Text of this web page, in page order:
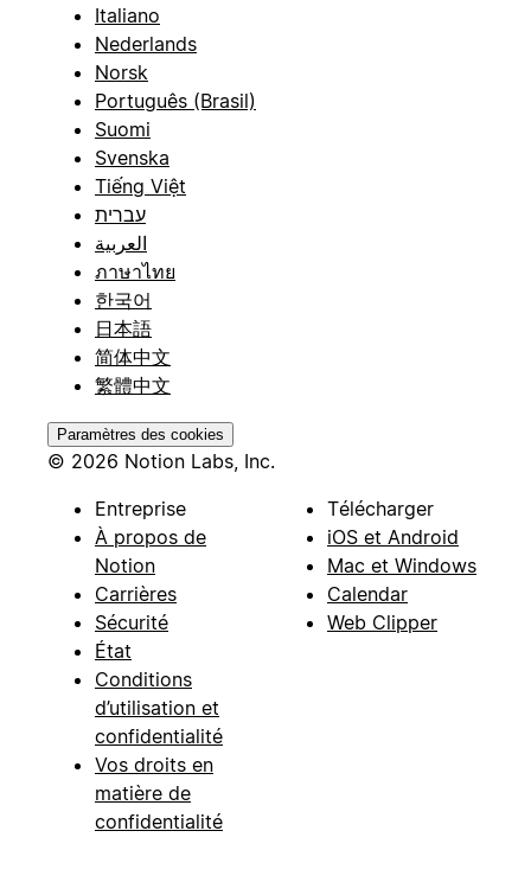
Italiano
Nederlands
Norsk
Português (Brasil)
Suomi
Svenska
Tiếng Việt
עברית
العربية
ภาษาไทย
한국어
日本語
简体中文
繁體中文
Paramètres des cookies
© 2026 Notion Labs, Inc.
Entreprise
À propos de
Notion
Carrières
Sécurité
État
Conditions
d’utilisation et
confidentialité
Vos droits en
matière de
confidentialité
Télécharger
iOS et Android
Mac et Windows
Calendar
Web Clipper